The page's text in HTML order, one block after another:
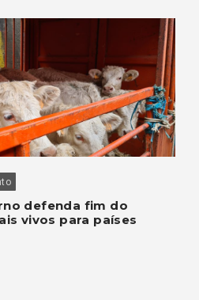
defenda fim do
vivos para países